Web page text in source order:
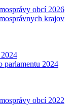
obcí 2026
krajov
parlamentu 2024
obcí 2022